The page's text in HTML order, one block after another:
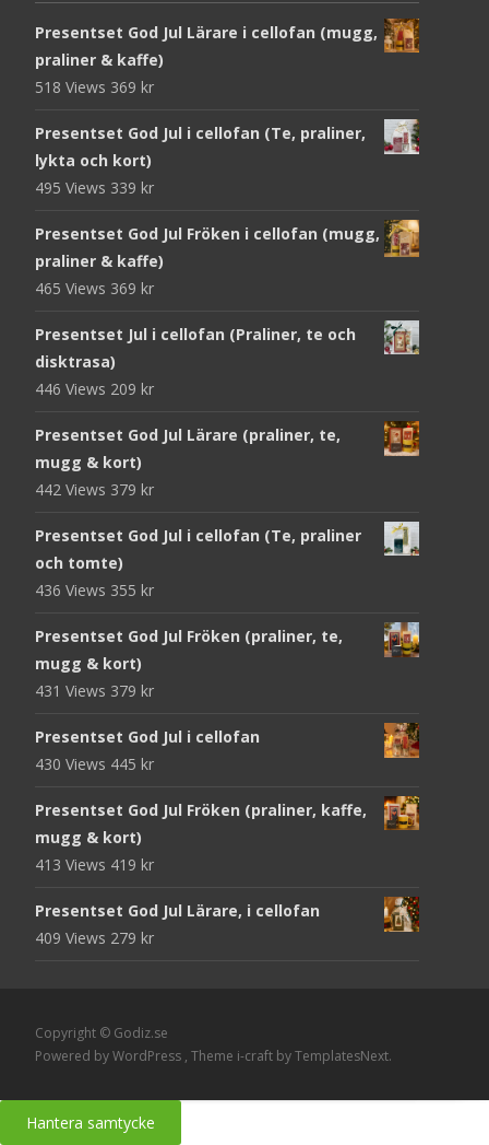
Presentset God Jul Lärare i cellofan (mugg,
praliner & kaffe)
518 Views 369 kr
Presentset God Jul i cellofan (Te, praliner,
lykta och kort)
495 Views 339 kr
Presentset God Jul Fröken i cellofan (mugg,
praliner & kaffe)
465 Views 369 kr
Presentset Jul i cellofan (Praliner, te och
disktrasa)
446 Views 209 kr
Presentset God Jul Lärare (praliner, te,
mugg & kort)
442 Views 379 kr
Presentset God Jul i cellofan (Te, praliner
och tomte)
436 Views 355 kr
Presentset God Jul Fröken (praliner, te,
mugg & kort)
431 Views 379 kr
Presentset God Jul i cellofan
430 Views 445 kr
Presentset God Jul Fröken (praliner, kaffe,
mugg & kort)
413 Views 419 kr
Presentset God Jul Lärare, i cellofan
409 Views 279 kr
Copyright © Godiz.se
Powered by WordPress , Theme i-craft by TemplatesNext.
Hantera samtycke